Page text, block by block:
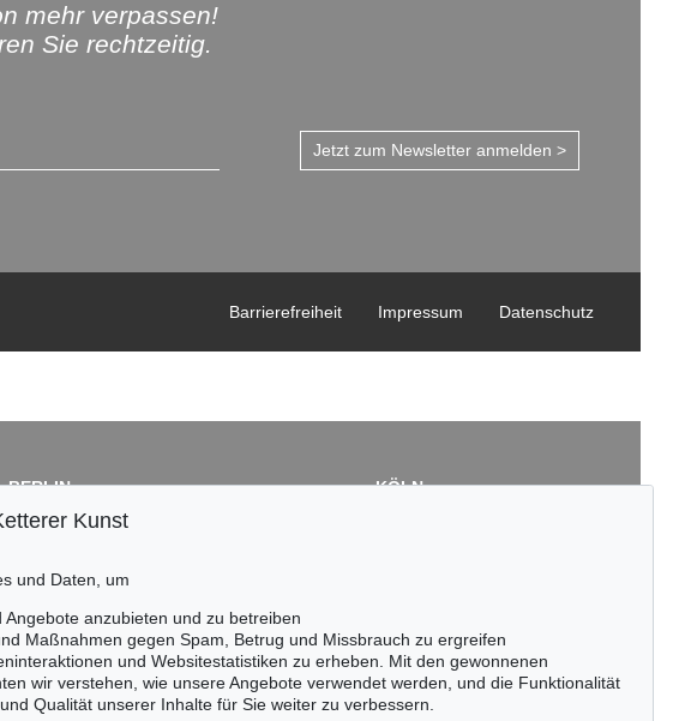
mehr verpassen!
Sie rechtzeitig.
Jetzt zum Newsletter anmelden >
Datenschutz
Impressum
Barrierefreiheit
BERLIN
Wiechers
88 67 53-63
(0)30 88 67 56-43
KÖLN
infokoeln@kettererkunst.de
Kunst
und Daten, um
Angebote anzubieten und zu betreiben
Maßnahmen gegen Spam, Betrug und Missbrauch zu ergreifen
und Websitestatistiken zu erheben. Mit den gewonnenen
wir verstehen, wie unsere Angebote verwendet werden, und die Funktionalität
Qualität unserer Inhalte für Sie weiter zu verbessern.